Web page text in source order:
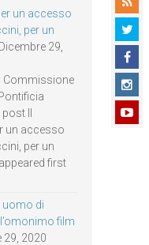
un accesso
per un
Dicembre 29,
Commissione
Il
un accesso
per un
first
uomo di
film
29, 2020